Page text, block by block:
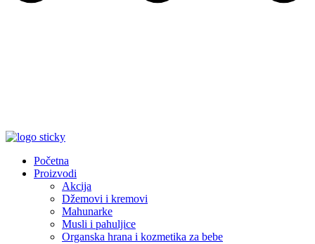
Početna
Proizvodi
Akcija
Džemovi i kremovi
Mahunarke
Musli i pahuljice
Organska hrana i kozmetika za bebe